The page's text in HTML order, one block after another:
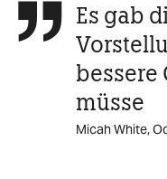
 Es gab
bessere
müsse
Micah White,